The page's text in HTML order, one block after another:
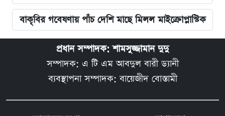
বাকৃবির গবেষণায় পাঁচ দেশি মাছে মিলল মাইক্রোপ্লাস্টিক
প্রধান সম্পাদক: শামসুজ্জামান দুদু
সম্পাদক: এ টি এম আবদুল বারী ড্যানী
ব্যবস্থাপনা সম্পাদক: বায়েজীদ বোস্তামী